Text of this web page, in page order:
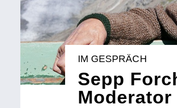
IM GESPRÄCH
Sepp
Moderator